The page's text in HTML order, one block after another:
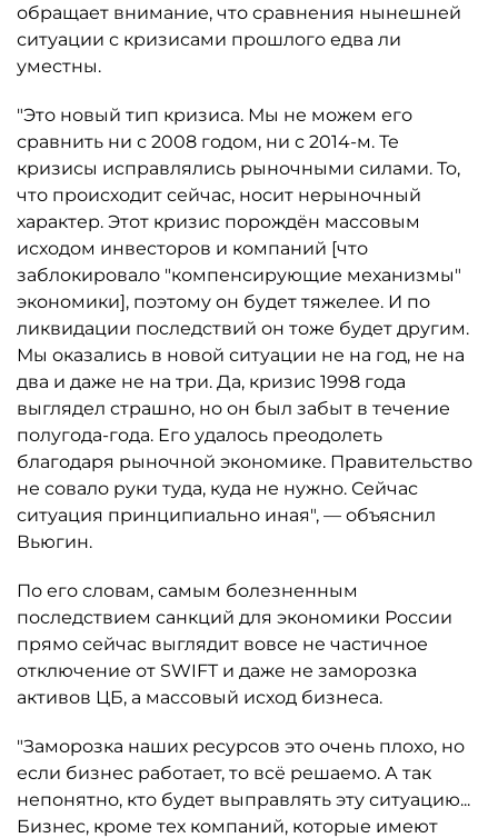
обращает внимание, что сравнения нынешней
ситуации с кризисами прошлого едва ли
уместны.
"Это новый тип кризиса. Мы не можем его
сравнить ни с 2008 годом, ни с 2014-м. Те
кризисы исправлялись рыночными силами. То,
что происходит сейчас, носит нерыночный
характер. Этот кризис порождён массовым
исходом инвесторов и компаний [что
заблокировало "компенсирующие механизмы"
экономики], поэтому он будет тяжелее. И по
ликвидации последствий он тоже будет другим.
Мы оказались в новой ситуации не на год, не на
два и даже не на три. Да, кризис 1998 года
выглядел страшно, но он был забыт в течение
полугода-года. Его удалось преодолеть
благодаря рыночной экономике. Правительство
не совало руки туда, куда не нужно. Сейчас
ситуация принципиально иная", — объяснил
Вьюгин.
По его словам, самым болезненным
последствием санкций для экономики России
прямо сейчас выглядит вовсе не частичное
отключение от SWIFT и даже не заморозка
активов ЦБ, а массовый исход бизнеса.
"Заморозка наших ресурсов это очень плохо, но
если бизнес работает, то всё решаемо. А так
непонятно, кто будет выправлять эту ситуацию...
Бизнес, кроме тех компаний, которые имеют